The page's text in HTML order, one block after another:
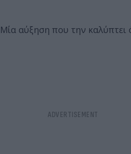
Μία αύξηση που την καλύπτει